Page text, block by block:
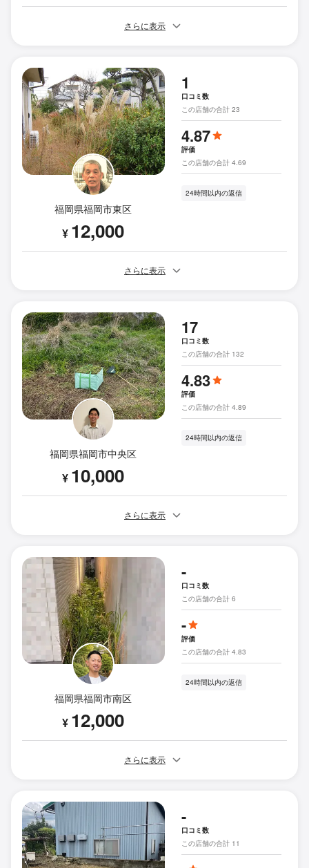
さらに表示
福岡県福岡市東区
¥ 12,000
1
口コミ数
この店舗の合計 23
4.87
評価
この店舗の合計 4.69
24時間以内の返信
さらに表示
福岡県福岡市中央区
¥ 10,000
17
口コミ数
この店舗の合計 132
4.83
評価
この店舗の合計 4.89
24時間以内の返信
さらに表示
福岡県福岡市南区
¥ 12,000
-
口コミ数
この店舗の合計 6
-
評価
この店舗の合計 4.83
24時間以内の返信
さらに表示
-
口コミ数
この店舗の合計 11